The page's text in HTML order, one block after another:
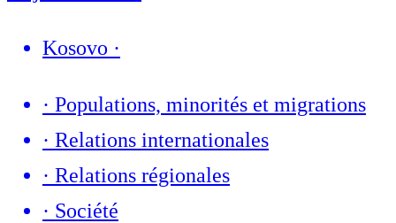
Kosovo ·
· Populations, minorités et migrations
· Relations internationales
· Relations régionales
· Société